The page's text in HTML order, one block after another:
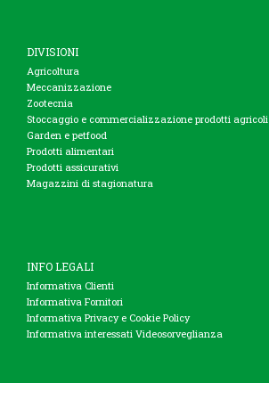
DIVISIONI
Agricoltura
Meccanizzazione
Zootecnia
Stoccaggio e commercializzazione prodotti agricoli
Garden e petfood
Prodotti alimentari
Prodotti assicurativi
Magazzini di stagionatura
INFO LEGALI
Informativa Clienti
Informativa Fornitori
Informativa Privacy e Cookie Policy
Informativa interessati Videosorveglianza